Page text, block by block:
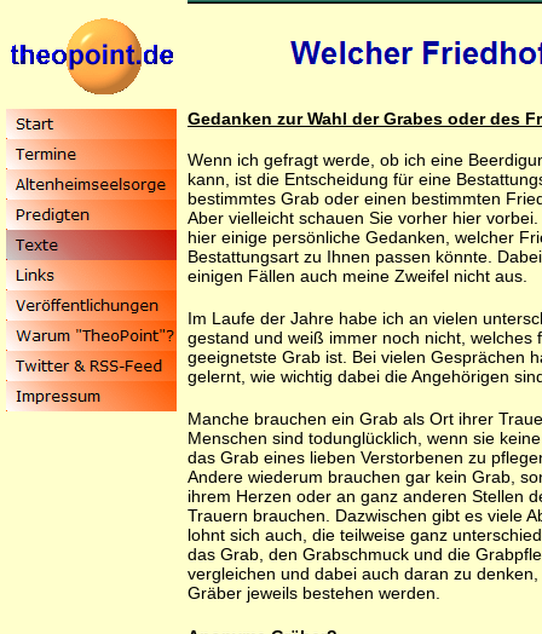
Gedanken zur Wahl der Grabes oder des
Wenn ich gefragt werde, ob ich eine
kann, ist die Entscheidung für eine
bestimmtes Grab oder einen bestimmten
Aber vielleicht schauen Sie vorher hier
hier einige persönliche Gedanken, welcher
Bestattungsart zu Ihnen passen könnte.
einigen Fällen auch meine Zweifel nicht aus.
Im Laufe der Jahre habe ich an vielen
gestand und weiß immer noch nicht, welches
geeignetste Grab ist. Bei vielen Gesprächen
gelernt, wie wichtig dabei die Angehörigen
Manche brauchen ein Grab als Ort ihrer
Menschen sind todunglücklich, wenn sie
das Grab eines lieben Verstorbenen zu
Andere wiederum brauchen gar kein Grab,
ihrem Herzen oder an ganz anderen Stellen
Trauern brauchen. Dazwischen gibt es viele
lohnt sich auch, die teilweise ganz
das Grab, den Grabschmuck und die
vergleichen und dabei auch daran zu
Gräber jeweils bestehen werden.